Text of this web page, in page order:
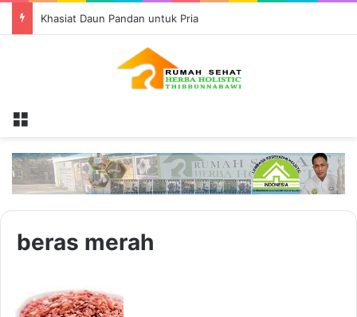
Khasiat Daun Pandan untuk Pria
Menu
beras merah